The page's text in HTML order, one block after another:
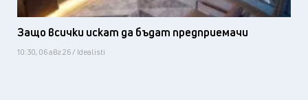
Защо всички искат да бъдат предприемачи
10:30, 06 авг 26 / Idealisti